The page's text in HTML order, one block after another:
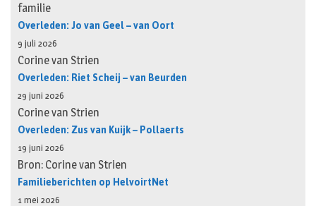
familie
Overleden: Jo van Geel – van Oort
9 juli 2026
Corine van Strien
Overleden: Riet Scheij – van Beurden
29 juni 2026
Corine van Strien
Overleden: Zus van Kuijk – Pollaerts
19 juni 2026
Bron: Corine van Strien
Familieberichten op HelvoirtNet
1 mei 2026